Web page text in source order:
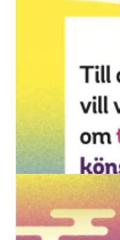
Vikten av
Rapport om
närstående till
2023.
Läs mer